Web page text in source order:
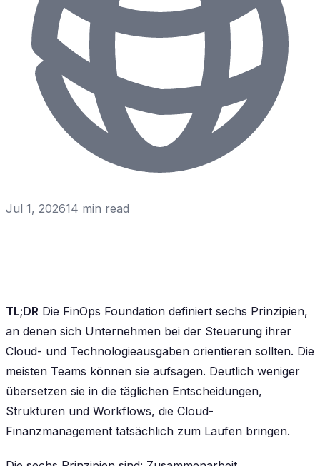
Jul 1, 202614 min read
TL;DR Die FinOps Foundation definiert sechs Prinzipien,
an denen sich Unternehmen bei der Steuerung ihrer
Cloud- und Technologieausgaben orientieren sollten. Die
meisten Teams können sie aufsagen. Deutlich weniger
übersetzen sie in die täglichen Entscheidungen,
Strukturen und Workflows, die Cloud-
Finanzmanagement tatsächlich zum Laufen bringen.